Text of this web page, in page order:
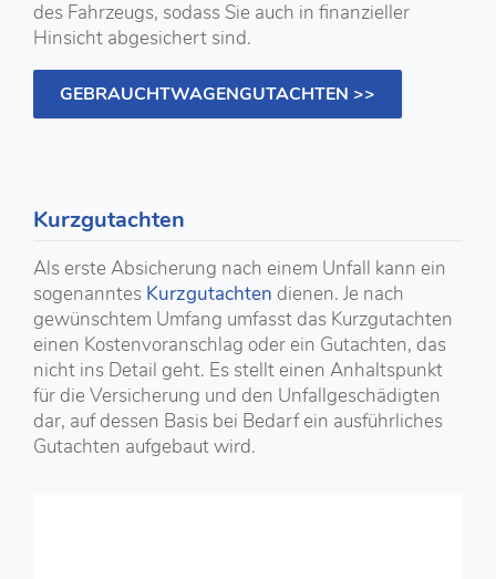
des Fahrzeugs, sodass Sie auch in finanzieller
Hinsicht abgesichert sind.
GEBRAUCHTWAGENGUTACHTEN >>
Kurzgutachten
Als erste Absicherung nach einem Unfall kann ein
sogenanntes Kurzgutachten dienen. Je nach
gewünschtem Umfang umfasst das Kurzgutachten
einen Kostenvoranschlag oder ein Gutachten, das
nicht ins Detail geht. Es stellt einen Anhaltspunkt
für die Versicherung und den Unfallgeschädigten
dar, auf dessen Basis bei Bedarf ein ausführliches
Gutachten aufgebaut wird.